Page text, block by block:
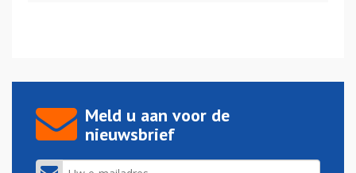
Meld u aan voor de
nieuwsbrief